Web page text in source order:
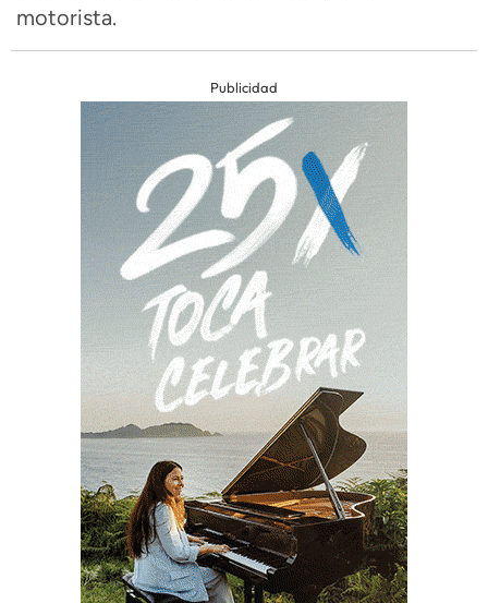
motorista.
Publicidad